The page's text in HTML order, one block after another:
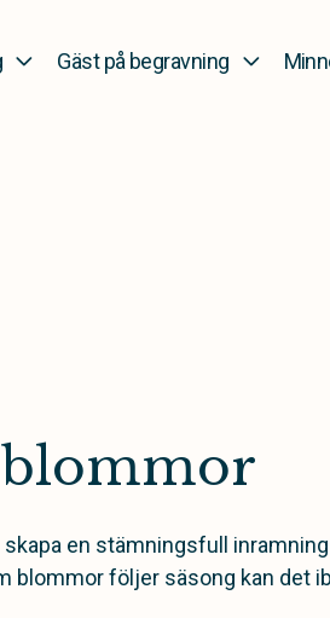
Gäst på begravning
en stämningsfull
blommor följer säsong kan det